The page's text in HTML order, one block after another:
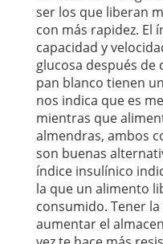
ser los que liberan
con más rapidez. El
capacidad y
glucosa después
pan blanco tienen
nos indica que es
mientras que
almendras, ambos
son buenas
índice insulínico
la que un alimento
consumido. Tener
aumentar el